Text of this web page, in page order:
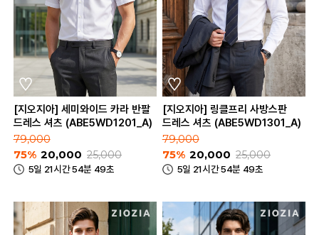
[지오지아] 세미와이드 카라 반팔
드레스 셔츠 (ABE5WD1201_A)
79,000
75% 20,000 25,000
5일 21시간 54분 49초
[지오지아] 링클프리 사방스판
드레스 셔츠 (ABE5WD1301_A)
79,000
75% 20,000 25,000
5일 21시간 54분 49초